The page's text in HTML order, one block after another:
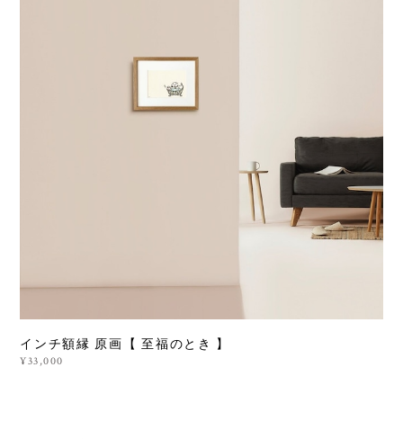
インチ額縁 原画【 至福のとき 】
¥33,000